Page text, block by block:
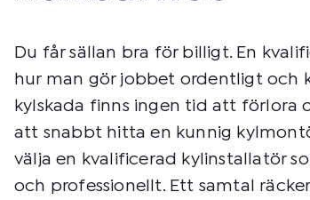
Du får sällan bra för billigt. En
hur man gör jobbet ordentligt och
kylskada finns ingen tid att förlora
att snabbt hitta en kunnig
välja en kvalificerad kylinstallatör
och professionellt. Ett samtal